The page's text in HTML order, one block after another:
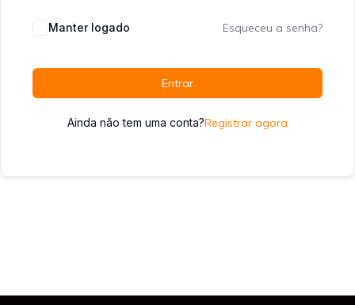
Manter logado Esqueceu a senha?
Entrar
Ainda não tem uma conta?Registrar agora